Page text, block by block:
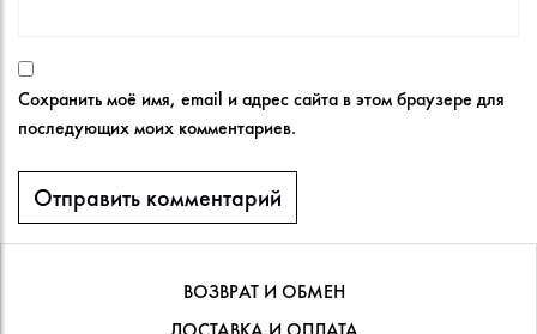
Сохранить моё имя, email и адрес сайта в этом браузере для
последующих моих комментариев.
ВОЗВРАТ И ОБМЕН